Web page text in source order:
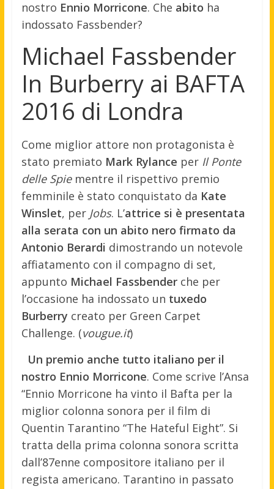
nostro Ennio Morricone. Che abito ha
indossato Fassbender?
Michael Fassbender
In Burberry ai BAFTA
2016 di Londra
Come miglior attore non protagonista è
stato premiato Mark Rylance perIl Ponte
delle Spie mentre il rispettivo premio
femminile è stato conquistato da Kate
Winslet, per Jobs. L’attrice si è presentata
alla serata con un abito nero firmato da
Antonio Berardi dimostrando un notevole
affiatamento con il compagno di set,
appunto Michael Fassbender che per
l’occasione ha indossato un tuxedo
Burberry creato per Green Carpet
Challenge. (vougue.it)
Un premio anche tutto italiano per il
nostro Ennio Morricone. Come scrive l’Ansa
“Ennio Morricone ha vinto il Bafta per la
miglior colonna sonora per il film di
Quentin Tarantino “The Hateful Eight”. Si
tratta della prima colonna sonora scritta
dall’87enne compositore italiano per il
regista americano. Tarantino in passato